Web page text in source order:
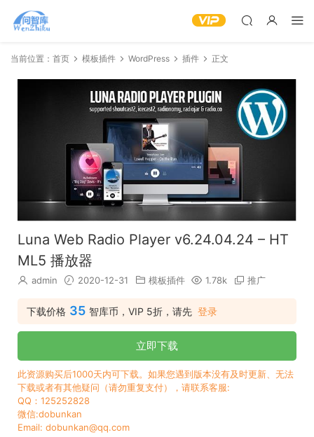
当前位置： 首页 模板插件 WordPress 插件 正文
Luna Web Radio Player v6.24.04.24 – HT
ML5 播放器
admin 2020-12-31 模板插件 1.78k 推广
下载价格 35 智库币，VIP 5折，请先 登录
立即下载
此资源购买后1000天内可下载。如果您遇到版本没有及时更新、无法
下载或者有其他疑问（请勿重复支付），请联系客服:
QQ：125252828
微信:dobunkan
Email: dobunkan@qq.com